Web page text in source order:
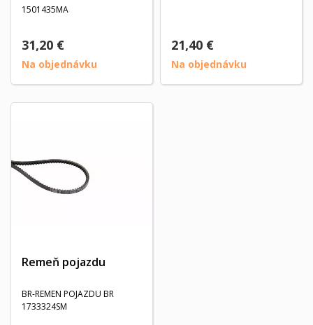
1501435MA
31,20 €
Na objednávku
21,40 €
Na objednávku
Remeň pojazdu
BR-REMEN POJAZDU BR
1733324SM